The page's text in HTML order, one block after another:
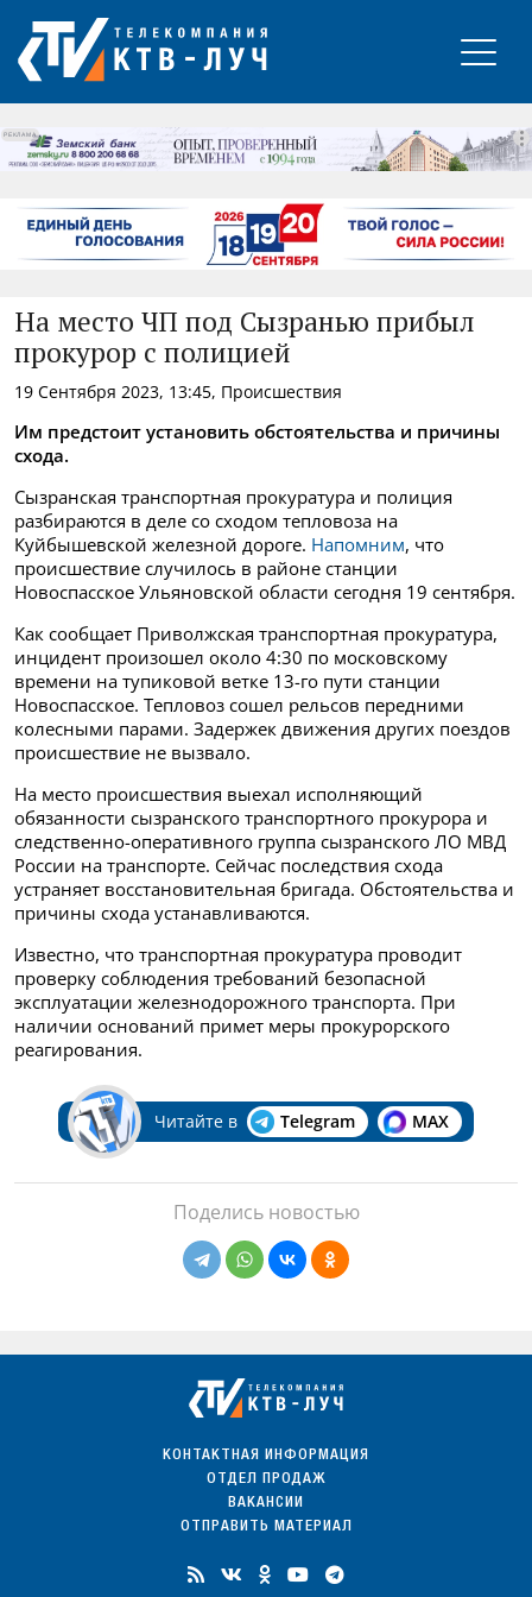
РЕКЛАМА
На место ЧП под Сызранью прибыл
прокурор с полицией
19 Сентября 2023, 13:45, Происшествия
Им предстоит установить обстоятельства и причины
схода.
Сызранская транспортная прокуратура и полиция
разбираются в деле со сходом тепловоза на
Куйбышевской железной дороге. Напомним, что
происшествие случилось в районе станции
Новоспасское Ульяновской области сегодня 19 сентября.
Как сообщает Приволжская транспортная прокуратура,
инцидент произошел около 4:30 по московскому
времени на тупиковой ветке 13-го пути станции
Новоспасское. Тепловоз сошел рельсов передними
колесными парами. Задержек движения других поездов
происшествие не вызвало.
На место происшествия выехал исполняющий
обязанности сызранского транспортного прокурора и
следственно-оперативного группа сызранского ЛО МВД
России на транспорте. Сейчас последствия схода
устраняет восстановительная бригада. Обстоятельства и
причины схода устанавливаются.
Известно, что транспортная прокуратура проводит
проверку соблюдения требований безопасной
эксплуатации железнодорожного транспорта. При
наличии оснований примет меры прокурорского
реагирования.
Читайте в Telegram MAX
Поделись новостью
КОНТАКТНАЯ ИНФОРМАЦИЯ
ОТДЕЛ ПРОДАЖ
ВАКАНСИИ
ОТПРАВИТЬ МАТЕРИАЛ